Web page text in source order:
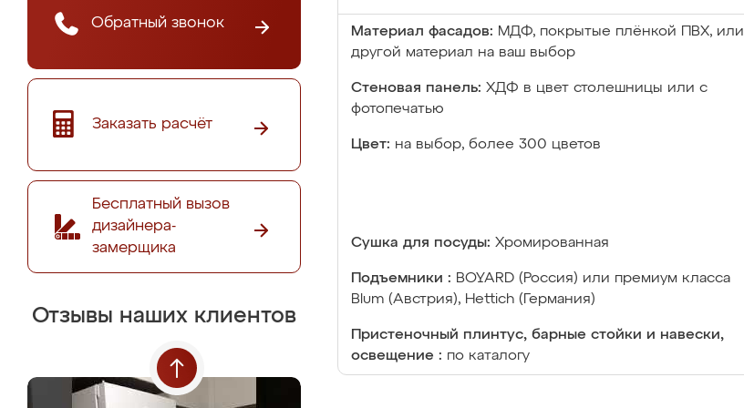
Обратный звонок
Заказать расчёт
Бесплатный вызов
дизайнера-
замерщика
Отзывы наших клиентов
Материал фасадов: МДФ, покрытые плёнкой ПВХ, или
другой материал на ваш выбор
Стеновая панель: ХДФ в цвет столешницы или с
фотопечатью
Цвет: на выбор, более 300 цветов
Сушка для посуды: Хромированная
Подъемники : BOYARD (Россия) или премиум класса
Blum (Австрия), Hettich (Германия)
Пристеночный плинтус, барные стойки и навески,
освещение : по каталогу